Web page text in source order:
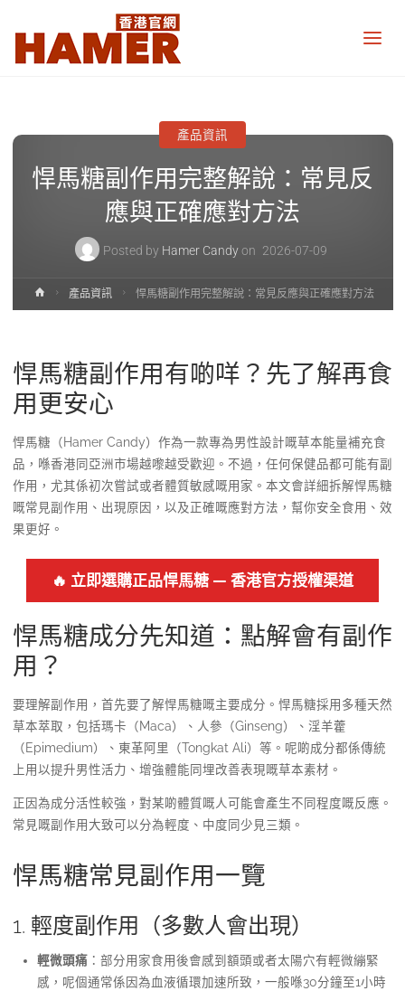
網
Hamer
Hong
Kong
official
website
悍馬糖副作用完整解說：常見反
應與正確應對方法
Posted by Hamer Candy on 2026-07-09
產品資訊
Home產品資訊 悍馬糖副作用完整解說：常見反應與正確應對方法
悍馬糖副作用有啲咩？先了解再食
用更安心
悍馬糖（Hamer Candy）作為一款專為男性設計嘅草本能量補充食
品，喺香港同亞洲市場越嚟越受歡迎。不過，任何保健品都可能有副
作用，尤其係初次嘗試或者體質敏感嘅用家。本文會詳細拆解悍馬糖
嘅常見副作用、出現原因，以及正確嘅應對方法，幫你安全食用、效
果更好。
🔥 立即選購正品悍馬糖 — 香港官方授權渠道
悍馬糖成分先知道：點解會有副作
用？
要理解副作用，首先要了解悍馬糖嘅主要成分。悍馬糖採用多種天然
草本萃取，包括瑪卡（Maca）、人參（Ginseng）、淫羊藿
（Epimedium）、東革阿里（Tongkat Ali）等。呢啲成分都係傳統
上用以提升男性活力、增強體能同埋改善表現嘅草本素材。
正因為成分活性較強，對某啲體質嘅人可能會產生不同程度嘅反應。
常見嘅副作用大致可以分為輕度、中度同少見三類。
悍馬糖常見副作用一覽
1. 輕度副作用（多數人會出現）
輕微頭痛：部分用家食用後會感到額頭或者太陽穴有輕微繃緊
感，呢個通常係因為血液循環加速所致，一般喺30分鐘至1小時